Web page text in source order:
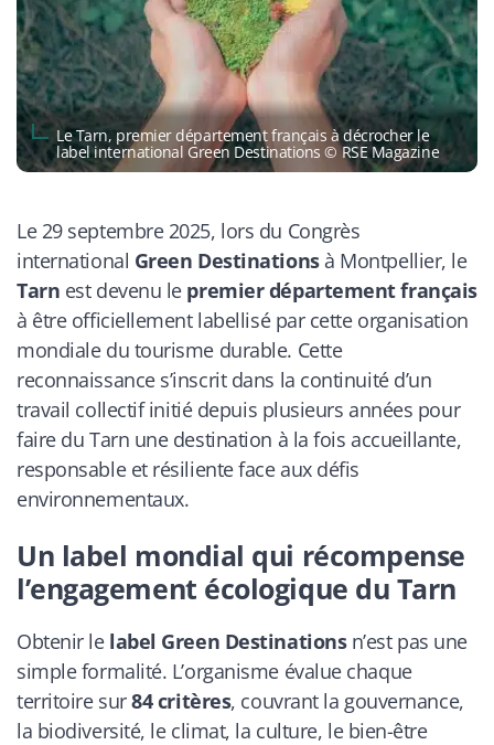
Le Tarn, premier département français à décrocher le
label international Green Destinations © RSE Magazine
Le 29 septembre 2025, lors du Congrès
international Green Destinationsà Montpellier, le
Tarn est devenu le premier département français
à être officiellement labellisé par cette organisation
mondiale du tourisme durable. Cette
reconnaissance s’inscrit dans la continuité d’un
travail collectif initié depuis plusieurs années pour
faire du Tarn une destination à la fois accueillante,
responsable et résiliente face aux défis
environnementaux.
Un label mondial qui récompense
l’engagement écologique du Tarn
Obtenir le label Green Destinationsn’est pas une
simple formalité. L’organisme évalue chaque
territoire sur84 critères, couvrant la gouvernance,
la biodiversité, le climat, la culture, le bien-être